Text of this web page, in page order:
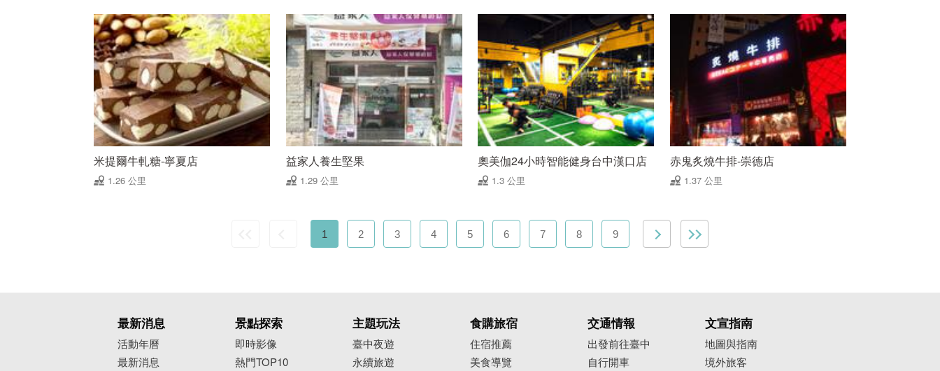
米提爾牛軋糖-寧夏店
1.26 公里
益家人養生堅果
1.29 公里
奧美伽24小時智能健身台中漢口店
1.3 公里
赤鬼炙燒牛排-崇德店
1.37 公里
1 2 3 4 5 6 7 8 9
最新消息
活動年曆
最新消息
景點探索
即時影像
熱門TOP10
主題玩法
臺中夜遊
永續旅遊
食購旅宿
住宿推薦
美食導覽
交通情報
出發前往臺中
自行開車
文宣指南
地圖與指南
境外旅客